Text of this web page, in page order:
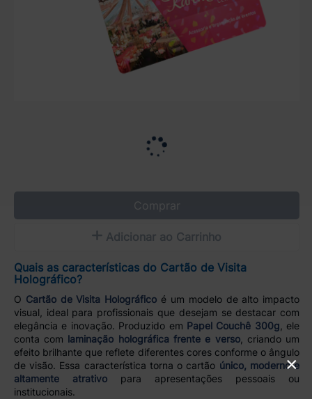
Comprar
Adicionar ao Carrinho
Quais as características do Cartão de Visita
Holográfico?
O Cartão de Visita Holográfico é um modelo de alto impacto
visual, ideal para profissionais que desejam se destacar com
elegância e inovação. Produzido em Papel Couchê 300g , ele
conta com laminação holográfica frente e verso, criando um
efeito brilhante que reflete diferentes cores conforme o ângulo
de visão. Essa característica torna o cartão único, moderno e
altamente atrativopara apresentações pessoais ou
institucionais.
×